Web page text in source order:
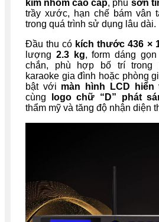
kim nhôm cao cấp, phủ sơn
trầy xước, hạn chế bám vân
trong quá trình sử dụng lâu dài.
Đầu thu có kích thước 436 ×
lượng 2.3 kg, form dáng
chắn, phù hợp bố trí trong
karaoke gia đình hoặc phòng
bật với màn hình LCD
cùng
logo chữ “D” phát
thẩm mỹ và tăng độ nhận diện